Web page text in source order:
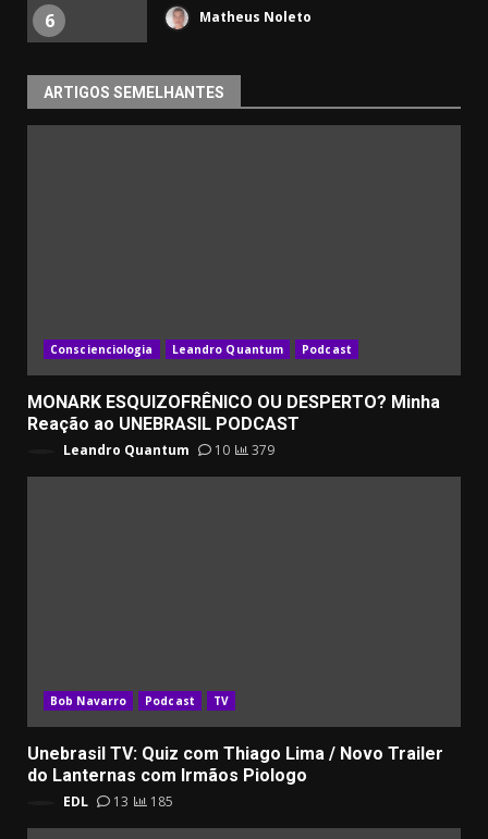
6 Matheus Noleto
ARTIGOS SEMELHANTES
Conscienciologia Leandro Quantum Podcast
MONARK ESQUIZOFRÊNICO OU DESPERTO? Minha
Reação ao UNEBRASIL PODCAST
Leandro Quantum 10 379
Bob Navarro Podcast TV
Unebrasil TV: Quiz com Thiago Lima / Novo Trailer
do Lanternas com Irmãos Piologo
EDL 13 185